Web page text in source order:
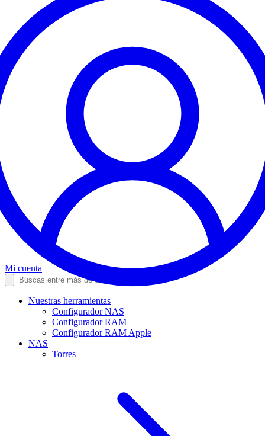
Mi cuenta
Nuestras herramientas
Configurador NAS
Configurador RAM
Configurador RAM Apple
NAS
Torres